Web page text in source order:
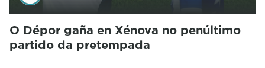
O Dépor gaña en Xénova no penúltimo
partido da pretempada